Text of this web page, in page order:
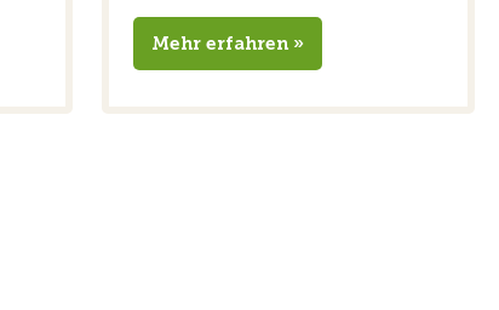
Mehr erfahren »